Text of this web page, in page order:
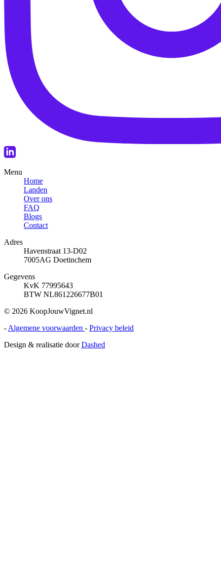
Menu
Home
Landen
Over ons
FAQ
Blogs
Contact
Adres
Havenstraat 13-D02
7005AG Doetinchem
Gegevens
KvK 77995643
BTW NL861226677B01
© 2026 KoopJouwVignet.nl
- Algemene voorwaarden - Privacy beleid
Design & realisatie doorDashed